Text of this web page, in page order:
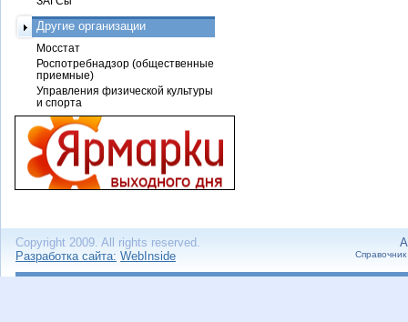
Другие организации
Мосстат
Роспотребнадзор (общественные
приемные)
Управления физической культуры
и спорта
Copyright 2009. All rights reserved.
Разработка сайта: WebInside